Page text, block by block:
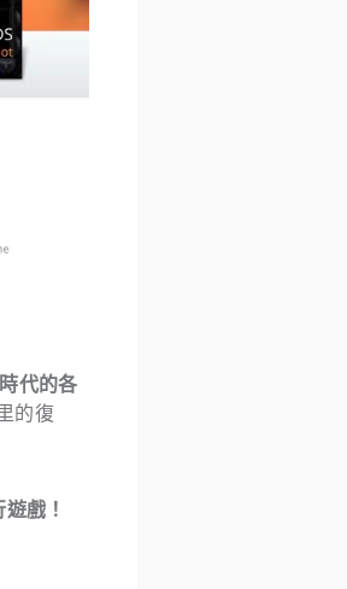
代的各
的復
戲！